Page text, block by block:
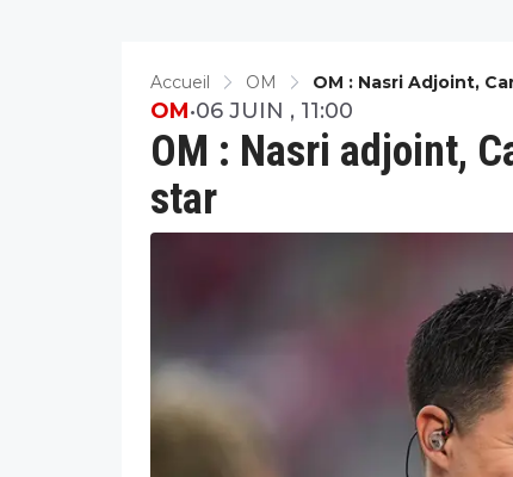
Accueil OM OM : Nasri Adjoint,
OM : Nasri adjoint,
star
OM•06 JUIN , 11:00